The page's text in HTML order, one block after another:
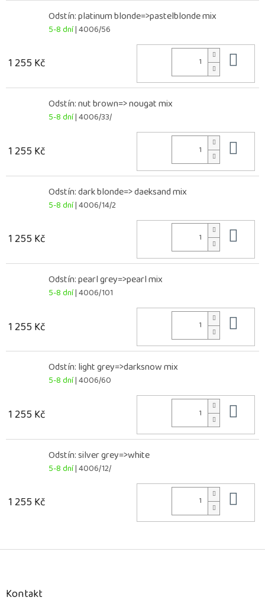
Odstín: platinum blonde=>pastelblonde mix
5-8 dní| 4006/56
1 255 Kč
Odstín: nut brown=> nougat mix
5-8 dní| 4006/33/
1 255 Kč
Odstín: dark blonde=> daeksand mix
5-8 dní| 4006/14/2
1 255 Kč
Odstín: pearl grey=>pearl mix
5-8 dní| 4006/101
1 255 Kč
Odstín: light grey=>darksnow mix
5-8 dní| 4006/60
1 255 Kč
Odstín: silver grey=>white
5-8 dní| 4006/12/
1 255 Kč
Z
Kontakt